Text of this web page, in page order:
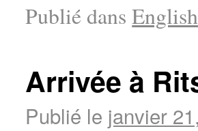
Publié dans English
Arrivée à
Publié le janvier